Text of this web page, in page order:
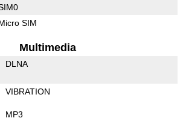
SIM
Multimedia
DLNA
VIBRATION
MP3